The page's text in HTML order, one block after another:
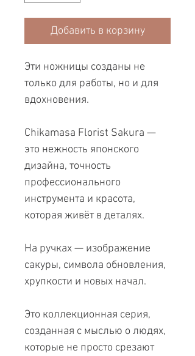
Добавить в корзину
Эти ножницы созданы не
только для работы, но и для
вдохновения.
Chikamasa Florist Sakura —
это нежность японского
дизайна, точность
профессионального
инструмента и красота,
которая живёт в деталях.
На ручках — изображение
сакуры, символа обновления,
хрупкости и новых начал.
Это коллекционная серия,
созданная с мыслью о людях,
которые не просто срезают